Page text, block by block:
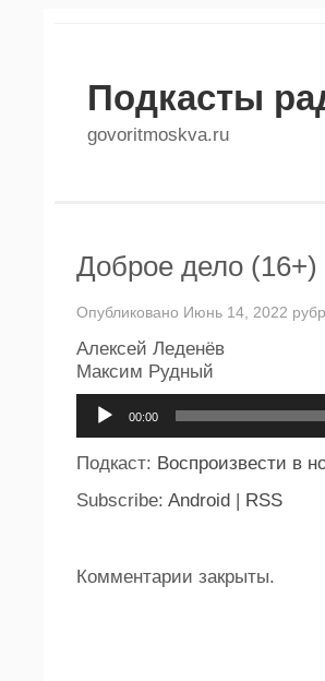
Подкасты
govoritmoskva.ru
Доброе дело (16+)
Опубликовано Июнь 14, 2022
Алексей Леденёв
Максим Рудный
00:00
Подкаст: Воспроизвести в
Subscribe: Android | RSS
Комментарии закрыты.